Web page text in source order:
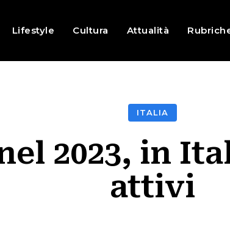
Lifestyle Cultura Attualità
ITALIA
2023, in
attivi